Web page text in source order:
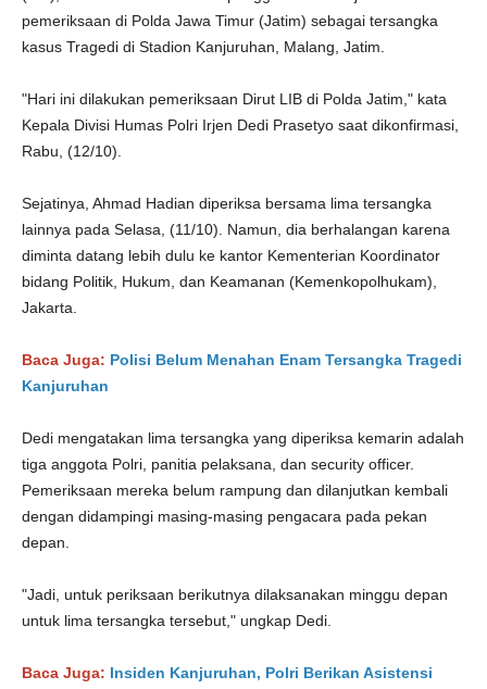
pemeriksaan di Polda Jawa Timur (Jatim) sebagai tersangka
kasus Tragedi di Stadion Kanjuruhan, Malang, Jatim.
"Hari ini dilakukan pemeriksaan Dirut LIB di Polda Jatim," kata
Kepala Divisi Humas Polri Irjen Dedi Prasetyo saat dikonfirmasi,
Rabu, (12/10).
Sejatinya, Ahmad Hadian diperiksa bersama lima tersangka
lainnya pada Selasa, (11/10). Namun, dia berhalangan karena
diminta datang lebih dulu ke kantor Kementerian Koordinator
bidang Politik, Hukum, dan Keamanan (Kemenkopolhukam),
Jakarta.
Baca Juga: Polisi Belum Menahan Enam Tersangka Tragedi
Kanjuruhan
Dedi mengatakan lima tersangka yang diperiksa kemarin adalah
tiga anggota Polri, panitia pelaksana, dan security officer.
Pemeriksaan mereka belum rampung dan dilanjutkan kembali
dengan didampingi masing-masing pengacara pada pekan
depan.
"Jadi, untuk periksaan berikutnya dilaksanakan minggu depan
untuk lima tersangka tersebut," ungkap Dedi.
Baca Juga: Insiden Kanjuruhan, Polri Berikan Asistensi